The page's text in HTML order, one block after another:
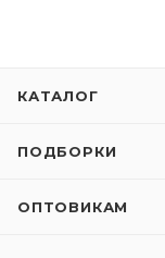
КАТАЛОГ
ПОДБОРКИ
ОПТОВИКАМ